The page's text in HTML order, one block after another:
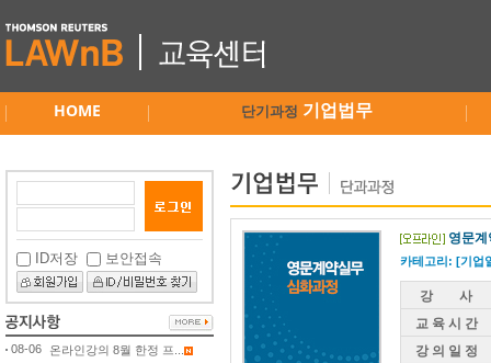
HOME 단기과정 기업법무
ID저장 보안접속
08-06
온라인강의 8월 한정 프...
영문
카테고리: [기업
강 사
교 육 시 간
강 의 일 정